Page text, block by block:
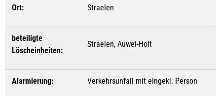
Ort: Straelen
beteiligte
Löscheinheiten:
Straelen, Auwel-Holt
Alarmierung: Verkehrsunfall mit eingekl. Person